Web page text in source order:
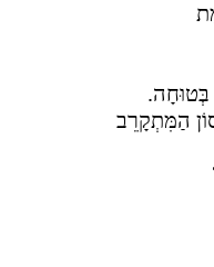
בְּטוּחָה.
הַמִּתְקָרֵב